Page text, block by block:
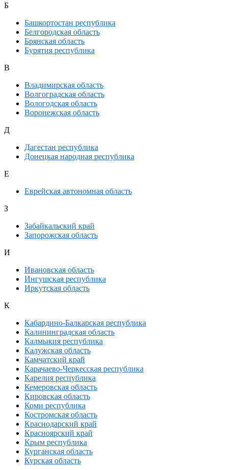
Б
Башкортостан республика
Белгородская область
Брянская область
Бурятия республика
В
Владимирская область
Волгоградская область
Вологодская область
Воронежская область
Д
Дагестан республика
Донецкая народная республика
Е
Еврейская автономная область
З
Забайкальский край
Запорожская область
И
Ивановская область
Ингушская республика
Иркутская область
К
Кабардино-Балкарская республика
Калининградская область
Калмыкия республика
Калужская область
Камчатский край
Карачаево-Черкесская республика
Карелия республика
Кемеровская область
Кировская область
Коми республика
Костромская область
Краснодарский край
Красноярский край
Крым республика
Курганская область
Курская область